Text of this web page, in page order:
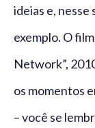
ideias e, nesse
exemplo. O
Network”,
os momentos
– você se